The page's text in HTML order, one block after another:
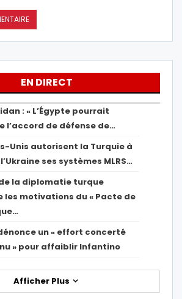
EN DIRECT
: « L’Égypte pourrait
l’accord de défense de…
Unis autorisent la Turquie à
ses systèmes MLRS…
la diplomatie turque
les motivations du « Pacte de
un « effort concerté
» pour affaiblir Infantino
Afficher Plus